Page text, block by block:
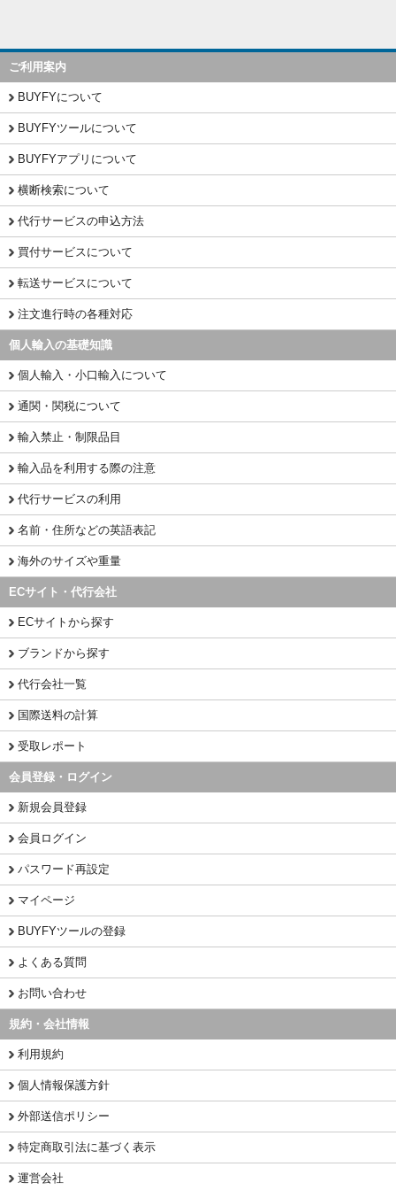
ご利用案内
BUYFYについて
BUYFYツールについて
BUYFYアプリについて
横断検索について
代行サービスの申込方法
買付サービスについて
転送サービスについて
注文進行時の各種対応
個人輸入の基礎知識
個人輸入・小口輸入について
通関・関税について
輸入禁止・制限品目
輸入品を利用する際の注意
代行サービスの利用
名前・住所などの英語表記
海外のサイズや重量
ECサイト・代行会社
ECサイトから探す
ブランドから探す
代行会社一覧
国際送料の計算
受取レポート
会員登録・ログイン
新規会員登録
会員ログイン
パスワード再設定
マイページ
BUYFYツールの登録
よくある質問
お問い合わせ
規約・会社情報
利用規約
個人情報保護方針
外部送信ポリシー
特定商取引法に基づく表示
運営会社